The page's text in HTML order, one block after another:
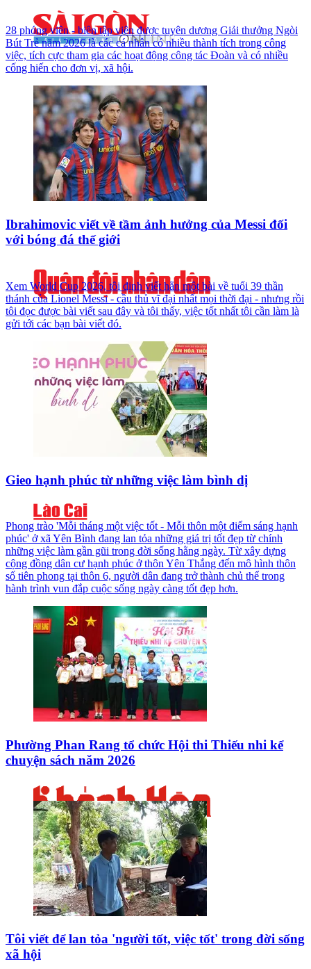
28 phóng viên - biên tập viên được tuyên dương Giải thưởng Ngòi
Bút Trẻ năm 2026 là các cá nhân có nhiều thành tích trong công
việc, tích cực tham gia các hoạt động công tác Đoàn và có nhiều
cống hiến cho đơn vị, xã hội.
Ibrahimovic viết về tầm ảnh hưởng của Messi đối
với bóng đá thế giới
Xem World Cup 2026, tôi định viết hẳn một bài về tuổi 39 thần
thánh của Lionel Messi - cầu thủ vĩ đại nhất mọi thời đại - nhưng rồi
tôi đọc được bài viết sau đây và tôi thấy, việc tốt nhất tôi cần làm là
gửi tới các bạn bài viết đó.
Gieo hạnh phúc từ những việc làm bình dị
Phong trào 'Mỗi tháng một việc tốt - Mỗi thôn một điểm sáng hạnh
phúc' ở xã Yên Bình đang lan tỏa những giá trị tốt đẹp từ chính
những việc làm gần gũi trong đời sống hằng ngày. Từ xây dựng
cộng đồng dân cư hạnh phúc ở thôn Yên Thắng đến mô hình thôn
số tiên phong tại thôn 6, người dân đang trở thành chủ thể trong
hành trình vun đắp cuộc sống ngày càng tốt đẹp hơn.
Phường Phan Rang tổ chức Hội thi Thiếu nhi kể
chuyện sách năm 2026
Tôi viết để lan tỏa 'người tốt, việc tốt' trong đời sống
xã hội